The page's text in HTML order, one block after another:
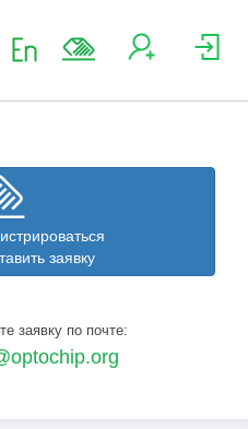
заявку
заявку по почте: